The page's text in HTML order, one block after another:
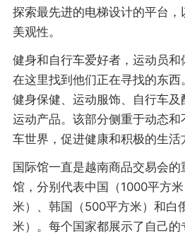
探索最先进的电梯设计的平台
美观性。
健身和自行车爱好者，运动员
在这里找到他们正在寻找的东西
健身保健、运动服饰、自行车
运动产品。该部分侧重于动态
车世界，促进健康和积极的生活
国际馆一直是越南商品交易会
馆，分别代表中国（1000平方
米）、韩国（500平方米）和白
米）。每个国家都展示了自己